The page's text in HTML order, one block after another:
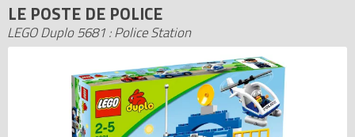
BONS PLANS
ACTUALITÉS
ASSOCIATIONS DE FANS
EXPOSITIONS LEGO
LEGO LES PLUS CHERS
LE POSTE DE POLICE
LEGO Duplo 5681 : Police Station